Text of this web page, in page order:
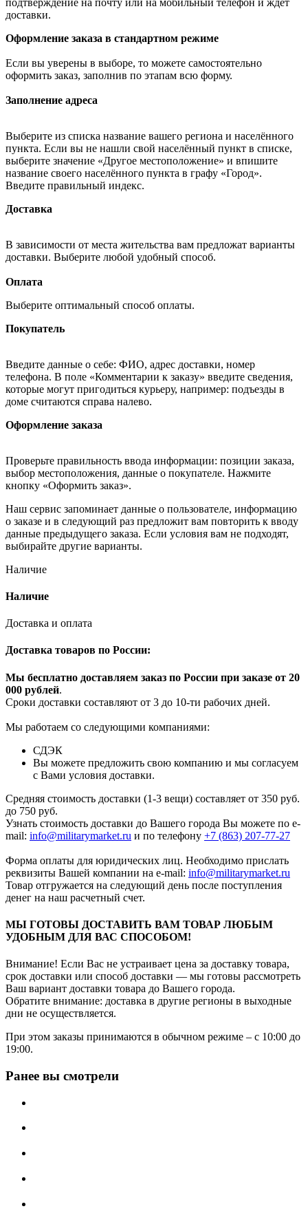
доставки.
Оформление заказа в стандартном режиме
Если вы уверены в выборе, то можете самостоятельно
оформить заказ, заполнив по этапам всю форму.
Заполнение адреса
Выберите из списка название вашего региона и населённого
пункта. Если вы не нашли свой населённый пункт в списке,
выберите значение «Другое местоположение» и впишите
название своего населённого пункта в графу «Город».
Введите правильный индекс.
Доставка
В зависимости от места жительства вам предложат варианты
доставки. Выберите любой удобный способ.
Оплата
Выберите оптимальный способ оплаты.
Покупатель
Введите данные о себе: ФИО, адрес доставки, номер
телефона. В поле «Комментарии к заказу» введите сведения,
которые могут пригодиться курьеру, например: подъезды в
доме считаются справа налево.
Оформление заказа
Проверьте правильность ввода информации: позиции заказа,
выбор местоположения, данные о покупателе. Нажмите
кнопку «Оформить заказ».
Наш сервис запоминает данные о пользователе, информацию
о заказе и в следующий раз предложит вам повторить к вводу
данные предыдущего заказа. Если условия вам не подходят,
выбирайте другие варианты.
Наличие
Наличие
Доставка и оплата
Доставка товаров по России:
Мы бесплатно доставляем заказ по России при заказе от 20
000 рублей.
Сроки доставки составляют от 3 до 10-ти рабочих дней.
Мы работаем со следующими компаниями:
СДЭК
Вы можете предложить свою компанию и мы согласуем
с Вами условия доставки.
Средняя стоимость доставки (1-3 вещи) составляет от 350 руб.
до 750 руб.
Узнать стоимость доставки до Вашего города Вы можете по e-
mail: info@militarymarket.ru и по телефону +7 (863) 207-77-27
Форма оплаты для юридических лиц. Необходимо прислать
реквизиты Вашей компании на е-mail: info@militarymarket.ru
Товар отгружается на следующий день после поступления
денег на наш расчетный счет.
МЫ ГОТОВЫ ДОСТАВИТЬ ВАМ ТОВАР ЛЮБЫМ
УДОБНЫМ ДЛЯ ВАС СПОСОБОМ!
Внимание! Если Вас не устраивает цена за доставку товара,
срок доставки или способ доставки — мы готовы рассмотреть
Ваш вариант доставки товара до Вашего города.
Обратите внимание: доставка в другие регионы в выходные
дни не осуществляется.
При этом заказы принимаются в обычном режиме – с 10:00 до
19:00.
Ранее вы смотрели